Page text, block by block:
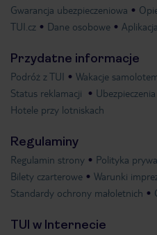
Gwarancja ubezpieczeniowa
TUI.cz
Dane osobowe
Przydatne informacje
Podróż z TUI Wakacje
Status reklamacji
Ubezpieczenia
Hotele przy lotniskach
Regulaminy
Regulamin strony Polityka
Bilety czarterowe
Warunki
Standardy ochrony małoletnich
TUI w Internecie